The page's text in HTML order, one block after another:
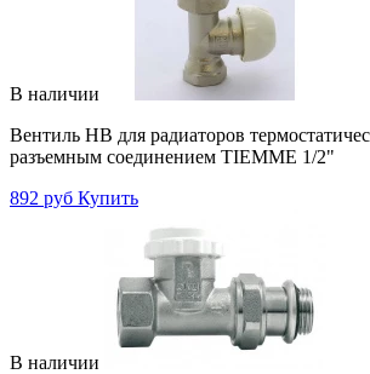
В наличии
Вентиль НВ для радиаторов
разъемным соединением TIEMME 1/2"
892 руб Купить
В наличии